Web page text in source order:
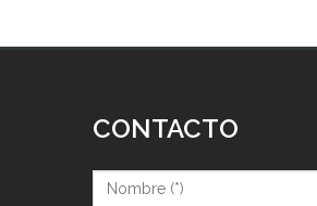
CONTACTO
Nombre (*)*